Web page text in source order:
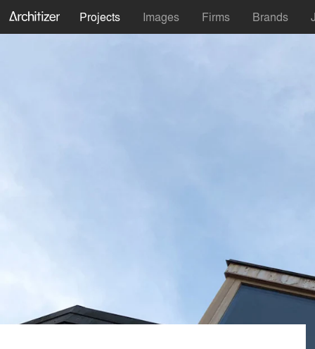
Projects Images Firms Brands